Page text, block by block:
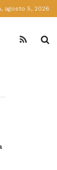
agosto 5, 2026